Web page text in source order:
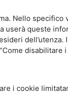
Nello
queste
disabilitare i
i cookie